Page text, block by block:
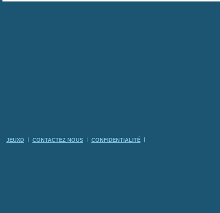
JEUXD CONTACTEZ NOUS CONFIDENTIALITÉ